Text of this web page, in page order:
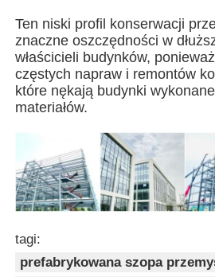
Budowa konstrukcji stalowej
Warsztat konstrukcji stalowych
magazyn konstrukcji stalowych
Szpa konstrukcji stalowych
Most ze stali
Ten niski profil konserwacji
znaczne oszczędności w
właścicieli budynków,
częstych napraw i remontów
które nękają budynki
materiałów.
tagi:
prefabrykowana szopa